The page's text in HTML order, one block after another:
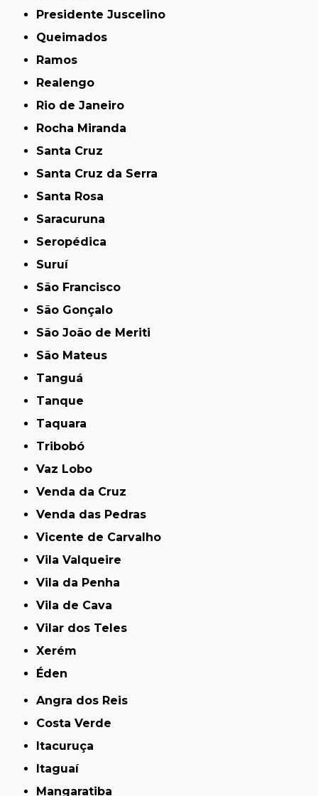
Presidente Juscelino
Queimados
Ramos
Realengo
Rio de Janeiro
Rocha Miranda
Santa Cruz
Santa Cruz da Serra
Santa Rosa
Saracuruna
Seropédica
Suruí
São Francisco
São Gonçalo
São João de Meriti
São Mateus
Tanguá
Tanque
Taquara
Tribobó
Vaz Lobo
Venda da Cruz
Venda das Pedras
Vicente de Carvalho
Vila Valqueire
Vila da Penha
Vila de Cava
Vilar dos Teles
Xerém
Éden
Angra dos Reis
Costa Verde
Itacuruça
Itaguaí
Mangaratiba